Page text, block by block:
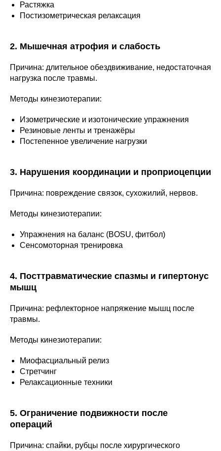
Растяжка
Постизометрическая релаксация
2. Мышечная атрофия и слабость
Причина: длительное обездвиживание, недостаточная
нагрузка после травмы.
Методы кинезиотерапии:
Изометрические и изотонические упражнения
Резиновые ленты и тренажёры
Постепенное увеличение нагрузки
3. Нарушения координации и проприоцепции
Причина: повреждение связок, сухожилий, нервов.
Методы кинезиотерапии:
Упражнения на баланс (BOSU, фитбол)
Сенсомоторная тренировка
4. Посттравматические спазмы и гипертонус
мышц
Причина: рефлекторное напряжение мышц после
травмы.
Методы кинезиотерапии:
Миофасциальный релиз
Стретчинг
Релаксационные техники
5. Ограничение подвижности после
операций
Причина: спайки, рубцы после хирургического